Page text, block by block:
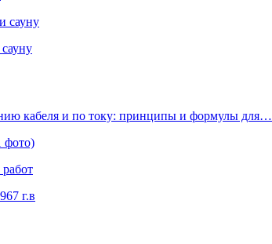
сауну
кабеля и по току: принципы и формулы для…
фото)
г.в